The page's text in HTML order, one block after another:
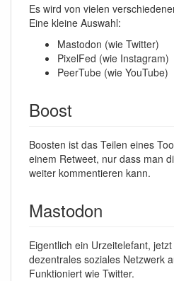
Es wird von vielen
Eine kleine Auswahl:
Mastodon (wie Twitter)
PixelFed (wie Instagram)
PeerTube (wie YouTube)
Boost
Boosten ist das Teilen eines
einem Retweet, nur dass man
weiter kommentieren kann.
Mastodon
Eigentlich ein Urzeitelefant,
dezentrales soziales Netzwerk
Funktioniert wie Twitter.